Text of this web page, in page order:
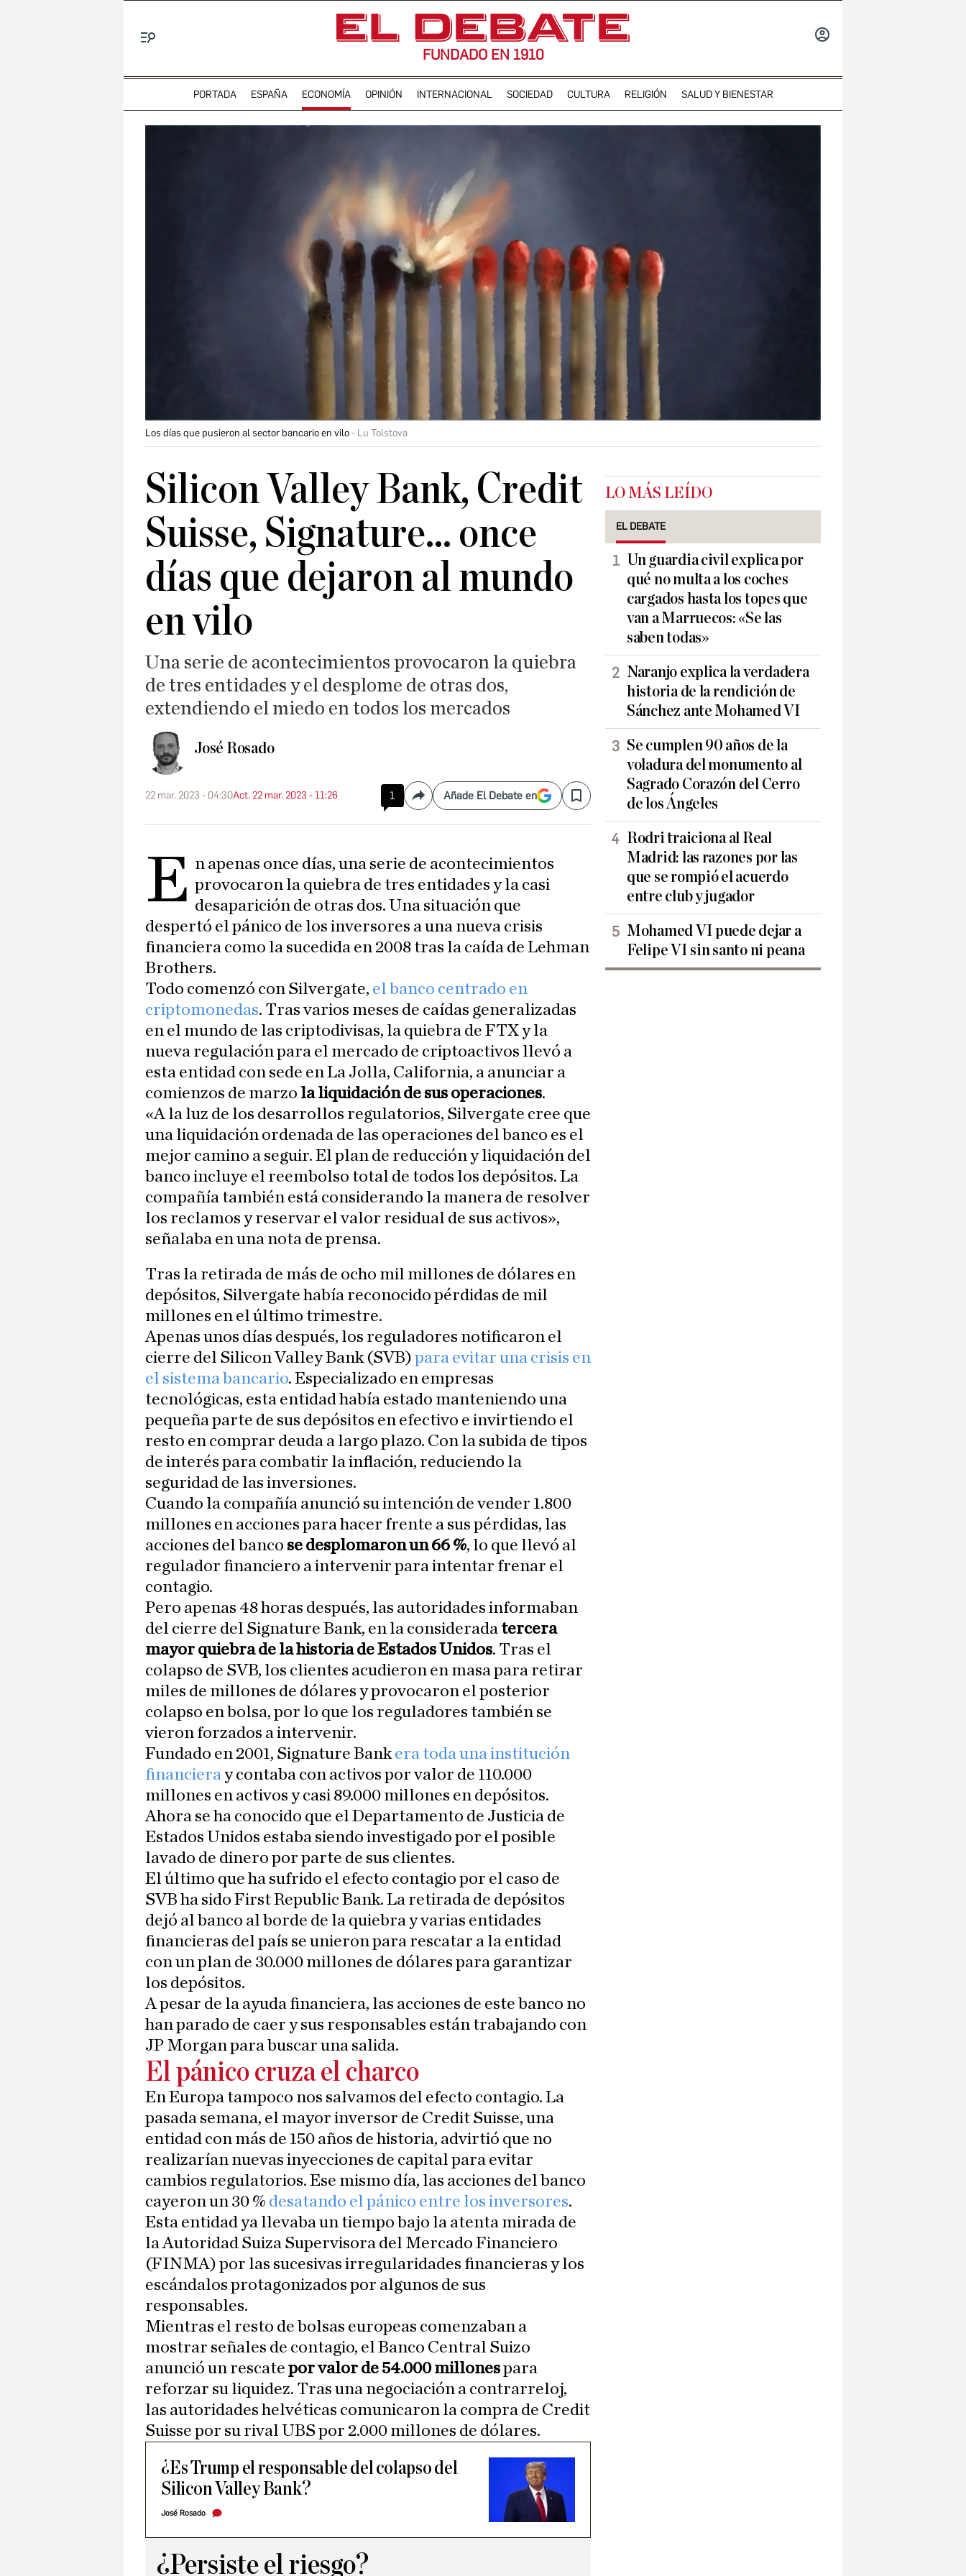
FUNDADO EN 1910
PORTADA ESPAÑA ECONOMÍA OPINIÓN INTERNACIONAL SOCIEDAD CULTURA RELIGIÓN SALUD Y BIENESTAR
Los días que pusieron al sector bancario en vilo Lu Tolstova
Silicon Valley Bank, Credit
Suisse, Signature... once
días que dejaron al mundo
en vilo
Una serie de acontecimientos provocaron la quiebra
de tres entidades y el desplome de otras dos,
extendiendo el miedo en todos los mercados
José Rosado
22 mar. 2023 - 04:30Act. 22 mar. 2023 - 11:26 1 CompartirAñade El Debate en Save
E n apenas once días, una serie de acontecimientos
provocaron la quiebra de tres entidades y la casi
desaparición de otras dos. Una situación que
despertó el pánico de los inversores a una nueva crisis
financiera como la sucedida en 2008 tras la caída de Lehman
Brothers.
Todo comenzó con Silvergate, el banco centrado en
criptomonedas. Tras varios meses de caídas generalizadas
en el mundo de las criptodivisas, la quiebra de FTX y la
nueva regulación para el mercado de criptoactivos llevó a
esta entidad con sede en La Jolla, California, a anunciar a
comienzos de marzo la liquidación de sus operaciones.
«A la luz de los desarrollos regulatorios, Silvergate cree que
una liquidación ordenada de las operaciones del banco es el
mejor camino a seguir. El plan de reducción y liquidación del
banco incluye el reembolso total de todos los depósitos. La
compañía también está considerando la manera de resolver
los reclamos y reservar el valor residual de sus activos»,
señalaba en una nota de prensa.
Tras la retirada de más de ocho mil millones de dólares en
depósitos, Silvergate había reconocido pérdidas de mil
millones en el último trimestre.
Apenas unos días después, los reguladores notificaron el
cierre del Silicon Valley Bank (SVB) para evitar una crisis en
el sistema bancario. Especializado en empresas
tecnológicas, esta entidad había estado manteniendo una
pequeña parte de sus depósitos en efectivo e invirtiendo el
resto en comprar deuda a largo plazo. Con la subida de tipos
de interés para combatir la inflación, reduciendo la
seguridad de las inversiones.
Cuando la compañía anunció su intención de vender 1.800
millones en acciones para hacer frente a sus pérdidas, las
acciones del banco se desplomaron un 66 %, lo que llevó al
regulador financiero a intervenir para intentar frenar el
contagio.
Pero apenas 48 horas después, las autoridades informaban
del cierre del Signature Bank, en la considerada tercera
mayor quiebra de la historia de Estados Unidos. Tras el
colapso de SVB, los clientes acudieron en masa para retirar
miles de millones de dólares y provocaron el posterior
colapso en bolsa, por lo que los reguladores también se
vieron forzados a intervenir.
Fundado en 2001, Signature Bankera toda una institución
financieray contaba con activos por valor de 110.000
millones en activos y casi 89.000 millones en depósitos.
Ahora se ha conocido que el Departamento de Justicia de
Estados Unidos estaba siendo investigado por el posible
lavado de dinero por parte de sus clientes.
El último que ha sufrido el efecto contagio por el caso de
SVB ha sido First Republic Bank. La retirada de depósitos
dejó al banco al borde de la quiebra y varias entidades
financieras del país se unieron para rescatar a la entidad
con un plan de 30.000 millones de dólares para garantizar
los depósitos.
A pesar de la ayuda financiera, las acciones de este banco no
han parado de caer y sus responsables están trabajando con
JP Morgan para buscar una salida.
El pánico cruza el charco
En Europa tampoco nos salvamos del efecto contagio. La
pasada semana, el mayor inversor de Credit Suisse, una
entidad con más de 150 años de historia, advirtió que no
realizarían nuevas inyecciones de capital para evitar
cambios regulatorios. Ese mismo día, las acciones del banco
cayeron un 30 % desatando el pánico entre los inversores.
Esta entidad ya llevaba un tiempo bajo la atenta mirada de
la Autoridad Suiza Supervisora del Mercado Financiero
(FINMA) por las sucesivas irregularidades financieras y los
escándalos protagonizados por algunos de sus
responsables.
Mientras el resto de bolsas europeas comenzaban a
mostrar señales de contagio, el Banco Central Suizo
anunció un rescate por valor de 54.000 millonespara
reforzar su liquidez. Tras una negociación a contrarreloj,
las autoridades helvéticas comunicaron la compra de Credit
Suisse por su rival UBS por 2.000 millones de dólares.
¿Es Trump el responsable del colapso del
Silicon Valley Bank?
José Rosado
¿Persiste el riesgo?
LO MÁS LEÍDO
EL DEBATE
Un guardia civil explica por
qué no multa a los coches
cargados hasta los topes que
van a Marruecos: «Se las
saben todas»
Naranjo explica la verdadera
historia de la rendición de
Sánchez ante Mohamed VI
Se cumplen 90 años de la
voladura del monumento al
Sagrado Corazón del Cerro
de los Ángeles
Rodri traiciona al Real
Madrid: las razones por las
que se rompió el acuerdo
entre club y jugador
Mohamed VI puede dejar a
Felipe VI sin santo ni peana